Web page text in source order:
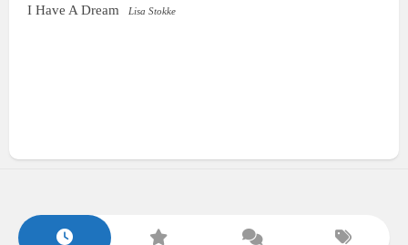
I Have A Dream Lisa Stokke